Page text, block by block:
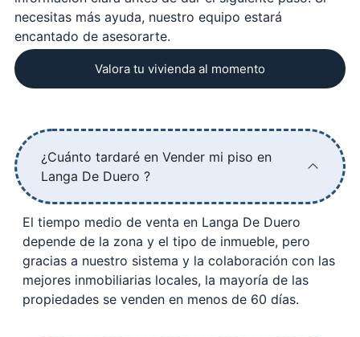
necesitas más ayuda, nuestro equipo estará
encantado de asesorarte.
Valora tu vivienda al momento
¿Cuánto tardaré en Vender mi piso en
Langa De Duero ?
El tiempo medio de venta en Langa De Duero
depende de la zona y el tipo de inmueble, pero
gracias a nuestro sistema y la colaboración con las
mejores inmobiliarias locales, la mayoría de las
propiedades se venden en menos de 60 días.